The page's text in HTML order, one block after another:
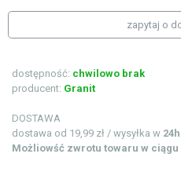
zapytaj o
dostępność: chwilowo brak
producent: Granit
DOSTAWA
dostawa od 19,99 zł / wysyłka w 24h
Możliowść zwrotu towaru w ciągu